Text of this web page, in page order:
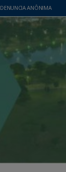
DENUNCIA ANÔNIMA